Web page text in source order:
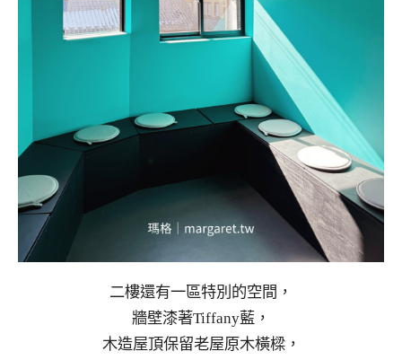
二樓還有一區特別的空間，
牆壁漆著Tiffany藍，
木造屋頂保留老屋原木橫樑，